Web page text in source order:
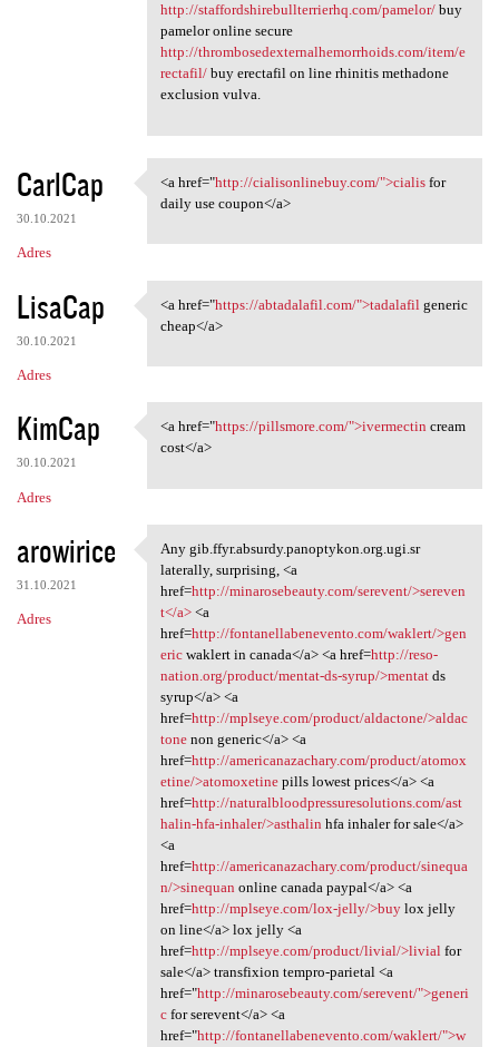
http://staffordshirebullterrierhq.com/pamelor/buy
pamelor online secure
http://thrombosedexternalhemorrhoids.com/item/e
rectafil/buy erectafil on line rhinitis methadone
exclusion vulva.
CarlCap
30.10.2021
Adres
<a href="http:/
<a href="http://cialisonlinebuy.com/">cialisfor
daily use coupon</a>
LisaCap
30.10.2021
Adres
<a href="https://abtadalafil
<a href="https://abtadalafil.com/">tadalafil generic
cheap</a>
KimCap
30.10.2021
Adres
<a href="https://pillsmore
<a href="https://pillsmore.com/">ivermectin cream
cost</a>
arowirice
31.10.2021
Adres
Any gib.ffyr.absurdy
Any gib.ffyr.absurdy.panoptykon.org.ugi.sr
laterally, surprising, <a
href=http://minarosebeauty.com/serevent/>sereven
t</a><a
href=http://fontanellabenevento.com/waklert/>gen
ericwaklert in canada</a> <a href=http://reso-
nation.org/product/mentat-ds-syrup/>mentatds
syrup</a> <a
href=http://mplseye.com/product/aldactone/>aldac
tonenon generic</a> <a
href=http://americanazachary.com/product/atomox
etine/>atomoxetinepills lowest prices</a> <a
href=http://naturalbloodpressuresolutions.com/ast
halin-hfa-inhaler/>asthalin hfa inhaler for sale</a>
<a
href=http://americanazachary.com/product/sinequa
n/>sinequan online canada paypal</a> <a
href=http://mplseye.com/lox-jelly/>buylox jelly
on line</a> lox jelly <a
href=http://mplseye.com/product/livial/>livialfor
sale</a> transfixion tempro-parietal <a
href="http://minarosebeauty.com/serevent/">generi
cfor serevent</a> <a
href="http://fontanellabenevento.com/waklert/">w